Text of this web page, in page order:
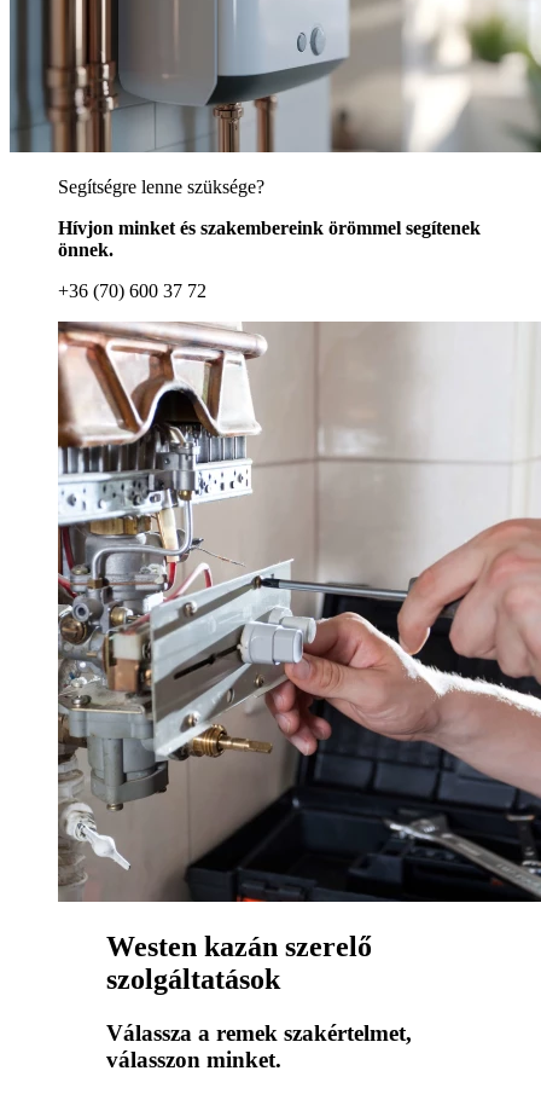
Segítségre lenne szüksége?
Hívjon minket és szakembereink örömmel segítenek
önnek.
+36 (70) 600 37 72
Westen kazán szerelő
szolgáltatások
Válassza a remek szakértelmet,
válasszon minket.